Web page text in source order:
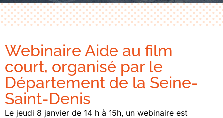
Webinaire Aide au film
court, organisé par le
Département de la Seine-
Saint-Denis
Le jeudi 8 janvier de 14 h à 15h, un webinaire est